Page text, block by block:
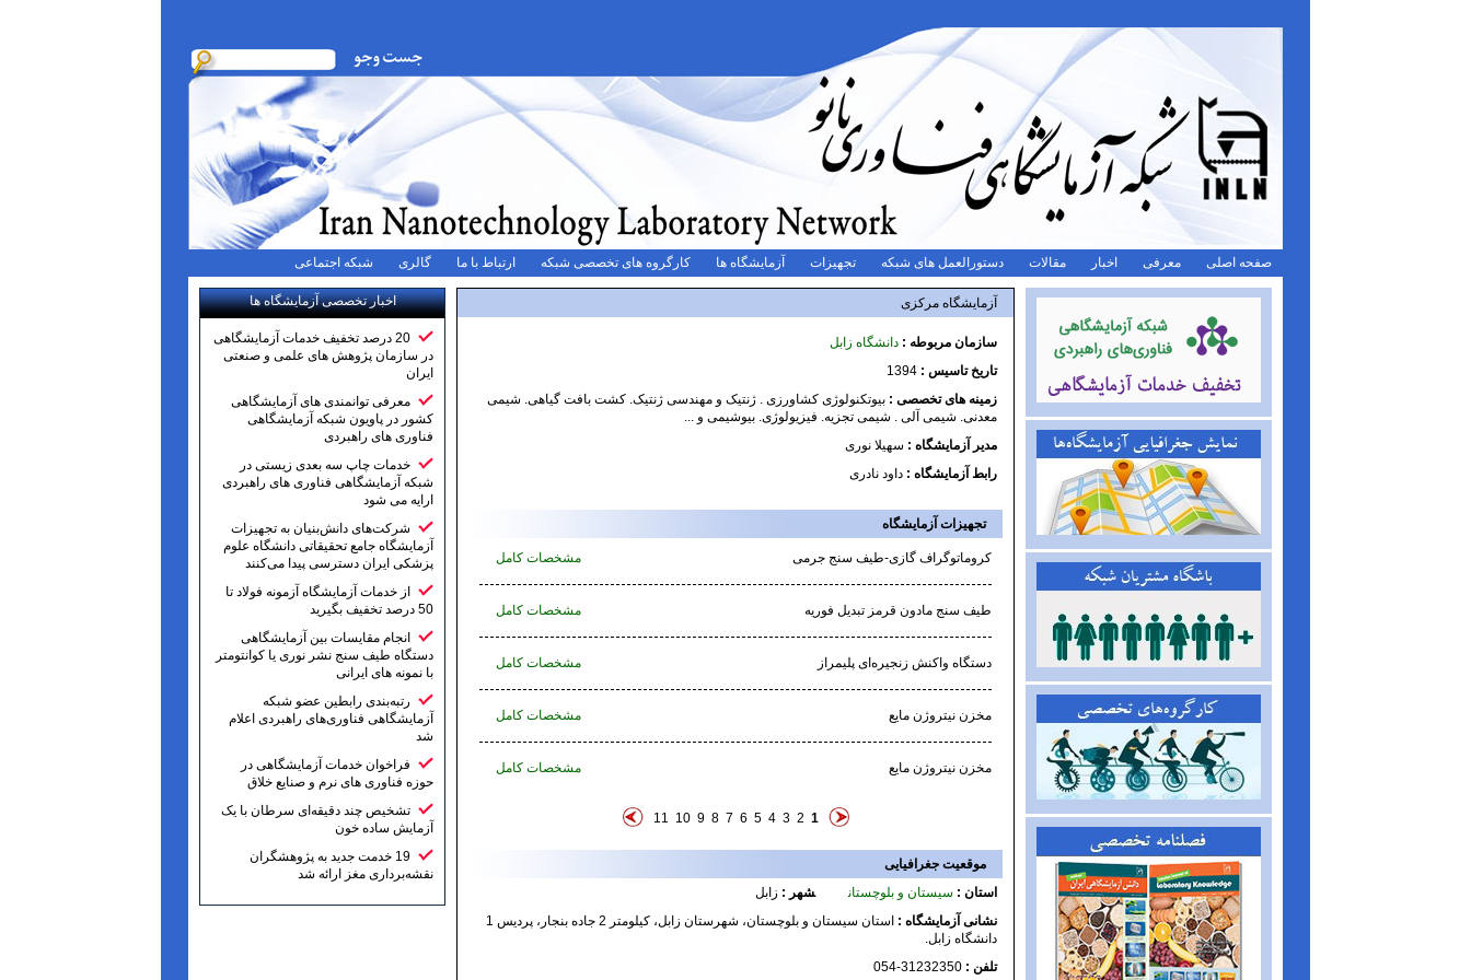
صفحه اصلی معرفی اخبار مقالات دستورالعمل های شبکه تجهیزات آزمایشگاه ها کارگروه های تخصصی شبکه ارتباط با ما گالری شبکه اجتماعی
اخبار تخصصی آزمایشگاه ها
20 درصد تخفیف خدمات آزمایشگاهی
در سازمان پژوهش های علمی و صنعتی
ایران
معرفی توانمندی های آزمایشگاهی
کشور در پاویون شبکه آزمایشگاهی
فناوری های راهبردی
خدمات چاپ سه بعدی زیستی در
شبکه آزمایشگاهی فناوری های راهبردی
ارایه می شود
شرکت‌های دانش‌بنیان به تجهیزات
آزمایشگاه جامع تحقیقاتی دانشگاه علوم
پزشکی ایران دسترسی پیدا می‌کنند
از خدمات آزمایشگاه آزمونه فولاد تا
50 درصد تخفیف بگیرید
انجام مقایسات بین آزمایشگاهی
دستگاه طیف سنج نشر نوری یا کوانتومتر
با نمونه های ایرانی
رتبه‌بندی رابطین عضو شبکه
آزمایشگاهی فناوری‌های راهبردی اعلام
شد
فراخوان خدمات آزمایشگاهی در
حوزه فناوری های نرم و صنایع خلاق
تشخیص چند دقیقه‌ای سرطان با یک
آزمایش ساده خون
19 خدمت جدید به پژوهشگران
نقشه‌برداری مغز ارائه شد
آزمایشگاه مرکزی
سازمان مربوطه : دانشگاه زابل
تاریخ تاسیس : 1394
زمینه های تخصصی : بیوتکنولوژی کشاورزی . ژنتیک و مهندسی ژنتیک. کشت بافت گیاهی. شیمی
معدنی. شیمی آلی . شیمی تجزیه. فیزیولوژی. بیوشیمی و ...
مدیر آزمایشگاه : سهیلا نوری
رابط آزمایشگاه : داود نادری
تجهیزات آزمایشگاه
کروماتوگراف گازی-طیف سنج جرمی مشخصات کامل
طیف سنج مادون قرمز تبدیل فوریه مشخصات کامل
دستگاه واکنش زنجیره‌ای پلیمراز مشخصات کامل
مخزن نیتروژن مایع مشخصات کامل
مخزن نیتروژن مایع مشخصات کامل
1
2
3
4
5
6
7
8
9
10
11
موقعیت جغرافیایی
استان : سیستان و بلوچستان شهر : زابل
نشانی آزمایشگاه :
استان سیستان و بلوچستان، شهرستان زابل، کیلومتر 2 جاده بنجار، پردیس 1
دانشگاه زابل.
تلفن : 31232350-054